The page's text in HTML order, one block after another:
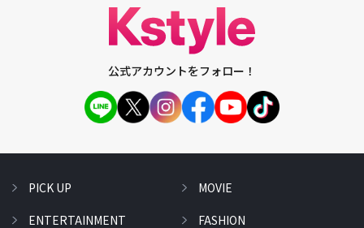
公式アカウントをフォロー！
PICK UP
ENTERTAINMENT
MOVIE
FASHION